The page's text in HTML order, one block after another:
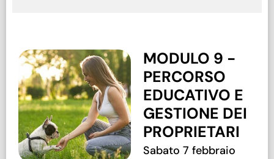
MODULO 9 -
PERCORSO
EDUCATIVO E
GESTIONE DEI
PROPRIETARI
Sabato 7 febbraio